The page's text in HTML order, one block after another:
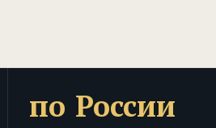
по России